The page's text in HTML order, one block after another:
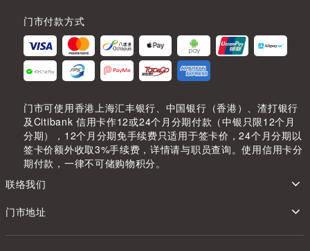
门市付款方式
门市可使用香港上海汇丰银行、中国银行（香港）、渣打银行
及Citibank 信用卡作12或24个月分期付款（中银只限12个月
分期），12个月分期免手续费只适用于签卡价，24个月分期以
签卡价额外收取3%手续费，详情请与职员查询。使用信用卡分
期付款，一律不可储购物积分。
联络我们
门市地址